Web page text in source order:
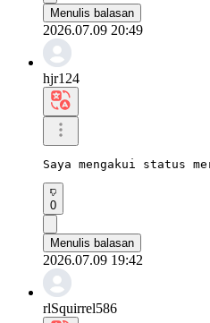
Menulis balasan
2026.07.09 20:49
hjr124
Saya mengakui status
0
Menulis balasan
2026.07.09 19:42
rlSquirrel586